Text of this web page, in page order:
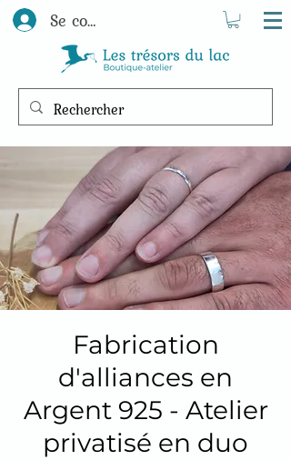
Se connecter
Fabrication
d'alliances en
Argent 925 - Atelier
privatisé en duo